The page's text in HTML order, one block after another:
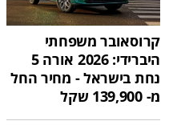
קרוסאובר משפחתי
היברידי: 2026 אורה 5
נחת בישראל - מחיר החל
מ- 139,900 שקל